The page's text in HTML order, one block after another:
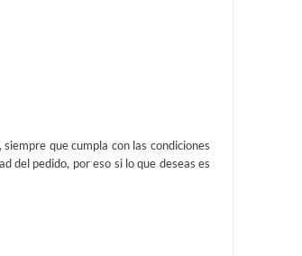
que cumpla con las condiciones
del pedido, por eso si lo que deseas es